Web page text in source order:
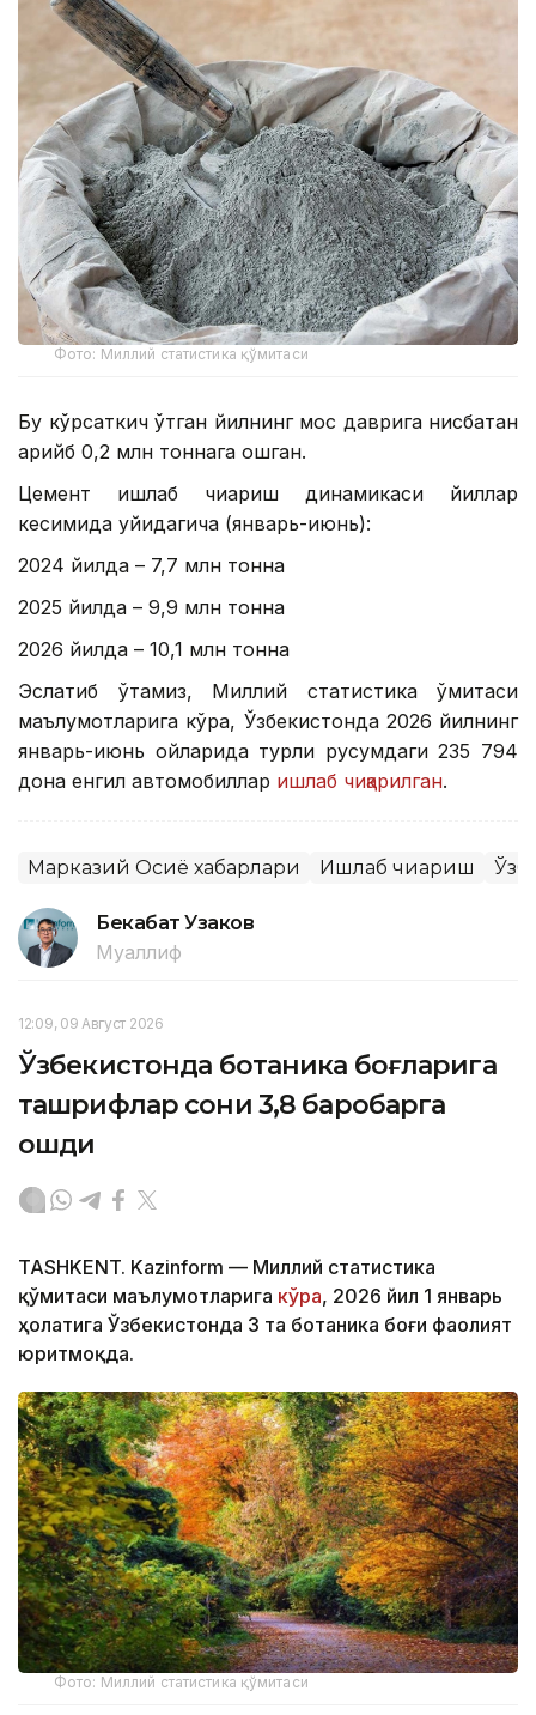
Фото: Миллий статистика қўмитаси
Бу кўрсаткич ўтган йилнинг мос даврига нисбатан
қарийб 0,2 млн тоннага ошган.
Цемент ишлаб чиқариш динамикаси йиллар
кесимида қуйидагича (январь-июнь):
2024 йилда – 7,7 млн тонна
2025 йилда – 9,9 млн тонна
2026 йилда – 10,1 млн тонна
Эслатиб ўтамиз, Миллий статистика қўмитаси
маълумотларига кўра, Ўзбекистонда 2026 йилнинг
январь-июнь ойларида турли русумдаги 235 794
дона енгил автомобиллар ишлаб чиқарилган.
Марказий Осиё хабарлари Ишлаб чиқариш
Бекабат Узаков
Муаллиф
12:09, 09 Август 2026
Ўзбекистонда ботаника боғларига
ташрифлар сони 3,8 баробарга
ошди
TASHKENT. Kazinform — Миллий статистика
қўмитаси маълумотларига кўра, 2026 йил 1 январь
ҳолатига Ўзбекистонда 3 та ботаника боғи фаолият
юритмоқда.
Фото: Миллий статистика қўмитаси